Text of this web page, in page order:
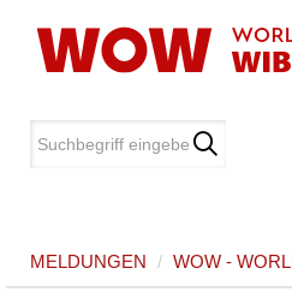
WOW - World of WIBERG
MELDUNGEN / WOW -